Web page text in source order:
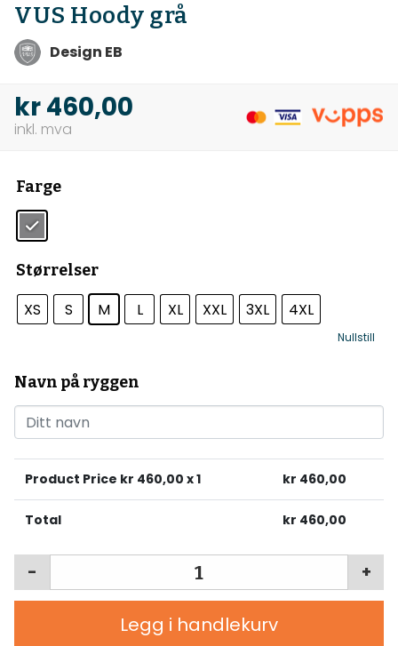
VUS Hoody grå
Design EB
kr460,00
Farge
Størrelser
XS S M L XL XXL 3XL 4XL
Nullstill
Navn på ryggen
Product Price kr 460,00 x 1 kr 460,00
Total kr 460,00
+
-
Legg i handlekurv